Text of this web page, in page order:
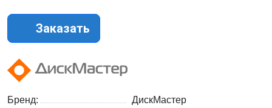
Заказать
Бренд:
ДискМастер